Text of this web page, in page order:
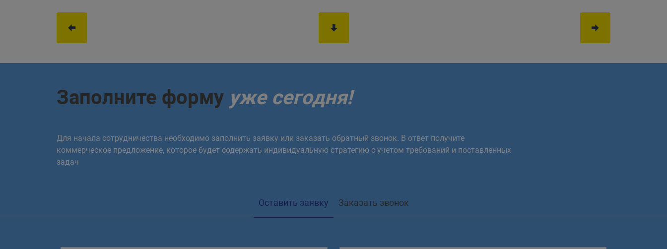
Заполните форму уже сегодня!
Для начала сотрудничества необходимо заполнить заявку или заказать обратный звонок. В ответ получите
коммерческое предложение, которое будет содержать индивидуальную стратегию с учетом требований и поставленных
задач
Оставить заявку Заказать звонок